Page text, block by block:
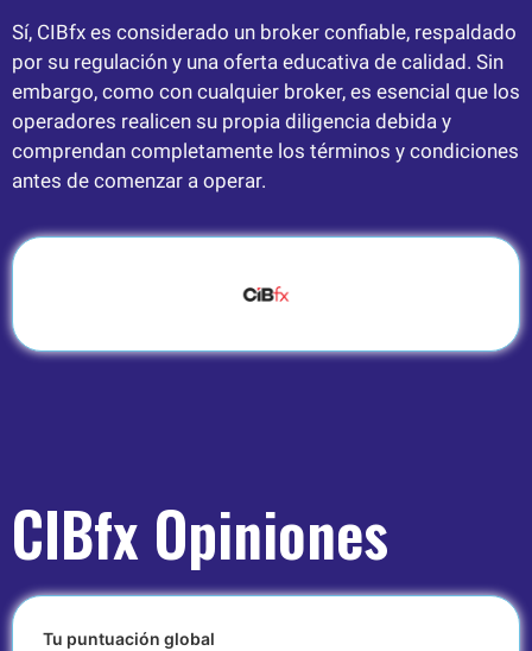
Sí, CIBfx es considerado un broker confiable, respaldado
por su regulación y una oferta educativa de calidad. Sin
embargo, como con cualquier broker, es esencial que los
operadores realicen su propia diligencia debida y
comprendan completamente los términos y condiciones
antes de comenzar a operar.
CIBfx Opiniones
Tu puntuación global